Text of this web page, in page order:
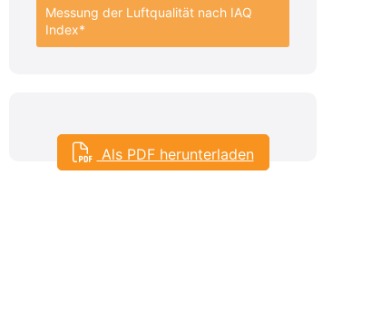
Messung der Luftqualität nach IAQ
Index*
Als PDF herunterladen